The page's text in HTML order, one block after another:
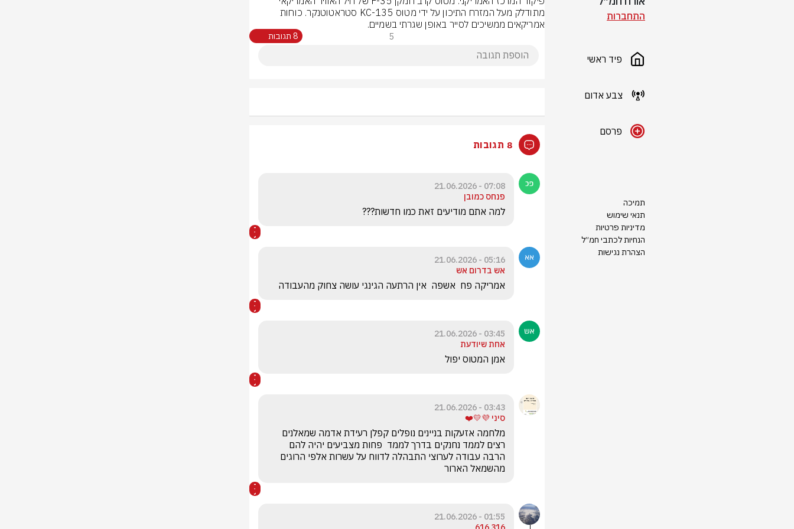
התחברות
פיד ראשי
צבע אדום
פרסם
תמיכה
תנאי שימוש
מדיניות פרטיות
הנחיות לכתבי חמ״ל
הצהרת נגישות
אמריקאים ממשיכים לסייר באופן שגרתי בשמיים.
5 8 תגובות
8 תגובות
07:08 - 21.06.2026
פנחס כמובן
למה אתם מודיעים זאת כמו חדשות???
05:16 - 21.06.2026
אש בדרום אש
אמריקה פח  אשפה  אין הרתעה הגינגי עושה צחוק מהעבודה
03:45 - 21.06.2026
אחת שיודעת
אמן המטוס יפול
03:43 - 21.06.2026
סיני 💜💛❤️
מהשמאל הארור
01:55 - 21.06.2026